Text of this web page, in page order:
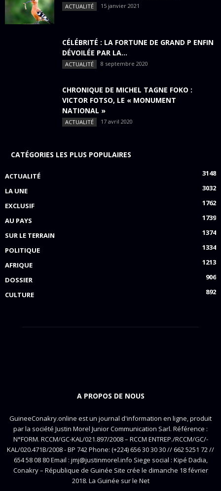
ACTUALITÉ 15 janvier 2021
CÉLÉBRITÉ : LA FORTUNE DE GRAND P ENFIN
DÉVOILÉE PAR LA...
ACTUALITÉ 8 septembre 2020
CHRONIQUE DE MICHEL TAGNE FOKO :
VICTOR FOTSO, LE « MONUMENT
NATIONAL »
ACTUALITÉ 17 avril 2020
CATÉGORIES LES PLUS POPULAIRES
ACTUALITÉ
3148
LA UNE
3032
EXCLUSIF
1762
AU PAYS
1739
SUR LE TERRAIN
1374
POLITIQUE
1334
AFRIQUE
1213
DOSSIER
906
CULTURE
892
A PROPOS DE NOUS
GuineeConakry.online est un journal d'information en ligne, produit
par la société Justin Morel Junior Communication Sarl. Référence :
N°FORM. RCCM/GC-KAL/021.897/2008 – RCCM ENTREP./RCCM/GC/-
KAL/020.471B/2008 - BP 742 Phone: (+224) 656 30 30 30 // 662 5251 72 //
654 58 08 80 Email : jmj@justinmorel.info Siege social : Kipé Dadia,
Conakry – République de Guinée Site crée le dimanche 18 février
2018. La Guinée sur le Net